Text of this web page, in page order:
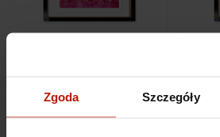
Zgoda Szczegóły
2 490,00 zł 2